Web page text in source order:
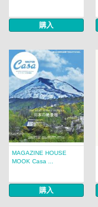
購入
MAGAZINE HOUSE
MOOK Casa ...
購入